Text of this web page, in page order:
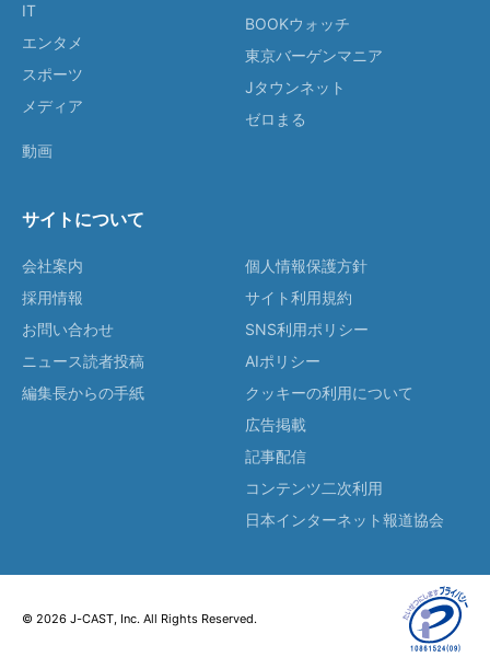
IT
エンタメ
スポーツ
メディア
動画
BOOKウォッチ
東京バーゲンマニア
Jタウンネット
ゼロまる
サイトについて
会社案内
採用情報
お問い合わせ
ニュース読者投稿
編集長からの手紙
個人情報保護方針
サイト利用規約
SNS利用ポリシー
AIポリシー
クッキーの利用について
広告掲載
記事配信
コンテンツ二次利用
日本インターネット報道協会
© 2026 J-CAST, Inc. All Rights Reserved.